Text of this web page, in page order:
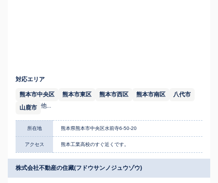
対応エリア
熊本市中央区 熊本市東区 熊本市西区 熊本市南区
八代市
山鹿市 他...
所在地 熊本県熊本市中央区水前寺6-50-20
アクセス 熊本工業高校のすぐ近くです。
株式会社不動産の住藏(フドウサンノジュウゾウ)